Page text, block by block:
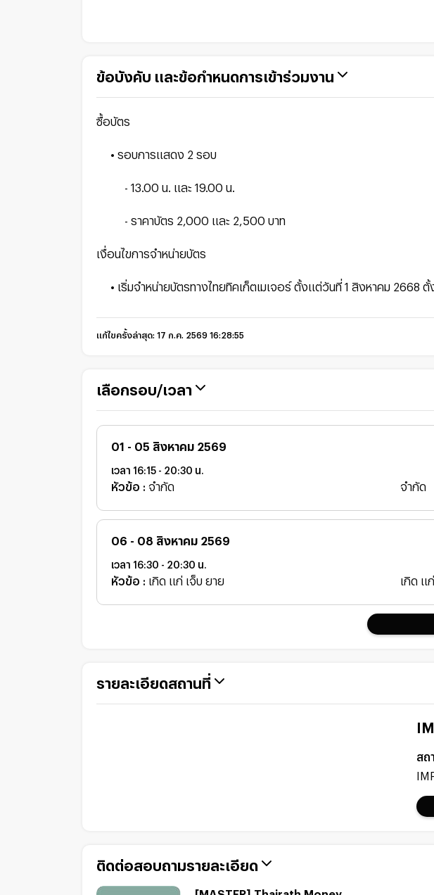
ข้อบังคับ และข้อกำหนดการเข้าร่วมงาน
ซื้อบัตร
• รอบการแสดง 2 รอบ
- 13.00 น. และ 19.00 น.
- ราคาบัตร 2,000 และ 2,500 บาท
เงื่อนไขการจำหน่ายบัตร
• เริ่มจำหน่ายบัตรทางไทยทิคเก็ตเมเจอร์ ตั้งแต่วันที่ 1 สิงหาคม 2668
แก้ไขครั้งล่าสุด: 17 ก.ค. 2569 16:28:55
เลือกรอบ/เวลา
01 - 05 สิงหาคม 2569
เวลา 16:15 - 20:30 น.
หัวข้อ : จำกัด จำกัด
06 - 08 สิงหาคม 2569
เวลา 16:30 - 20:30 น.
หัวข้อ : เกิด แก่ เจ็บ ยาย เกิด แ
รายละเอียดสถานที่
สถ
ติดต่อสอบถามรายละเอียด